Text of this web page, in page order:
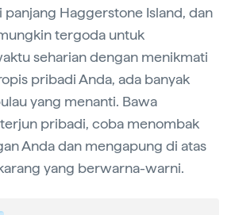
panjang Haggerstone Island, dan
tergoda untuk
seharian dengan menikmati
pribadi Anda, ada banyak
yang menanti. Bawa
pribadi, coba menombak
Anda dan mengapung di atas
yang berwarna-warni.